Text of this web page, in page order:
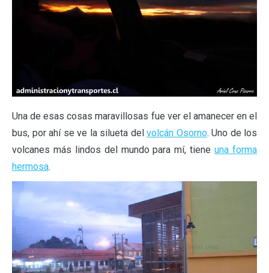
Una de esas cosas maravillosas fue ver el amanecer en el
bus, por ahí se ve la silueta del volcán Osorno. Uno de los
volcanes más lindos del mundo para mí, tieneuna forma
hermosa.